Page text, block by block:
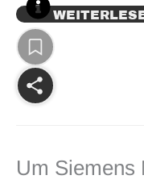
Um Siemens